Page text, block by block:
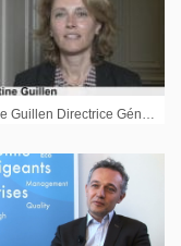
Christine Guillen Directrice Générale Elsalys : « Nous avons un produit proche de l’enregistrement »